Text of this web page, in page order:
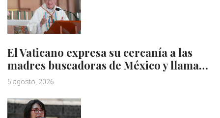
El Vaticano expresa su cercanía a las
madres buscadoras de México y llama…
5 agosto, 2026